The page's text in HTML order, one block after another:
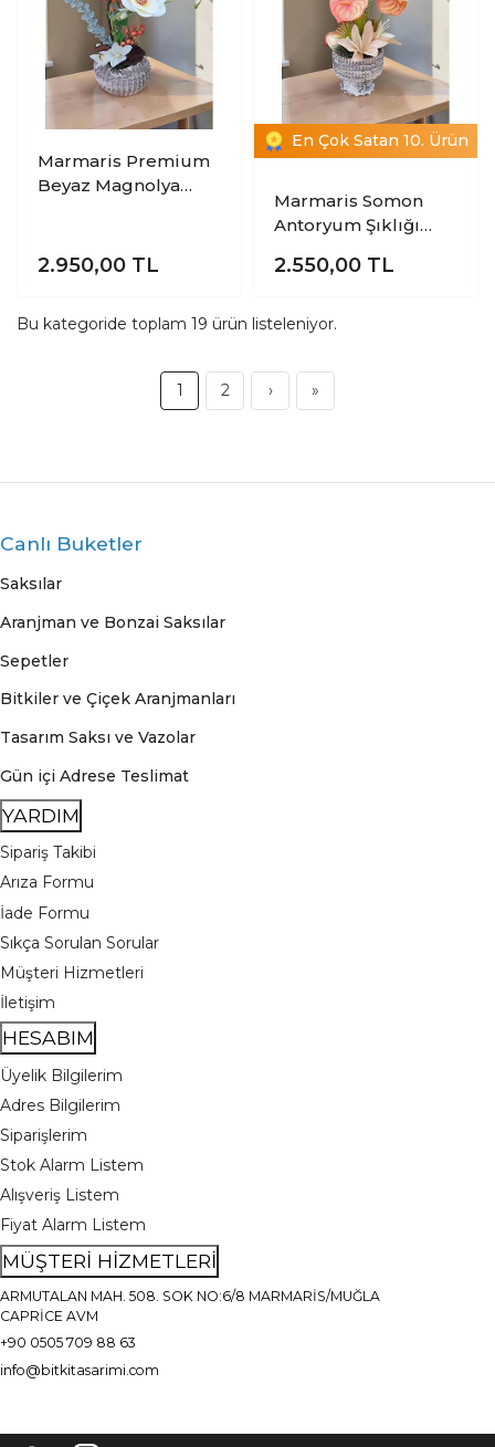
Marmaris Premium
Beyaz Magnolya
2.950,00 TL
En Çok Satan 10. Ürün
Marmaris Somon
Antoryum Şıklığı
Premium Dekoratif
Tasarımı
2.550,00 TL
Bu kategoride toplam 19 ürün listeleniyor.
1 2 › »
Canlı Buketler
Saksılar
Aranjman ve Bonzai Saksılar
Sepetler
Bitkiler ve Çiçek Aranjmanları
Tasarım Saksı ve Vazolar
Gün içi Adrese Teslimat
YARDIM
Sipariş Takibi
Arıza Formu
İade Formu
Sıkça Sorulan Sorular
Müşteri Hizmetleri
İletişim
HESABIM
Üyelik Bilgilerim
Adres Bilgilerim
Siparişlerim
Stok Alarm Listem
Alışveriş Listem
Fiyat Alarm Listem
MÜŞTERİ HİZMETLERİ
ARMUTALAN MAH. 508. SOK NO:6/8 MARMARİS/MUĞLA
CAPRİCE AVM
+90 0505 709 88 63
info@bitkitasarimi.com